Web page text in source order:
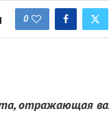
0
отражающая